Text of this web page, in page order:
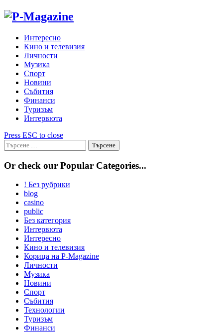
Skip
Интересно
Кино и телевизия
Личности
Музика
Спорт
Новини
Събития
Финанси
Туризъм
Интервюта
Press ESC to close
Търсене
за:
Or check our Popular Categories...
! Без рубрики
blog
casino
public
Без категория
Интервюта
Интересно
Кино и телевизия
Корица на P-Magazine
Личности
Музика
Новини
Спорт
Събития
Технологии
Туризъм
Финанси